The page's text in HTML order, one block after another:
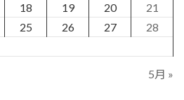
18 19 20
21
25 26 27
28
5月 »